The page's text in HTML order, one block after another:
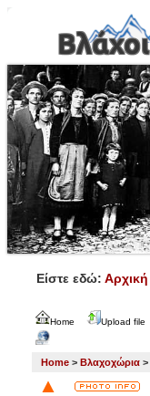
Είστε εδώ: Αρχική
Home Upload file
Home > Βλαχοχώρια >